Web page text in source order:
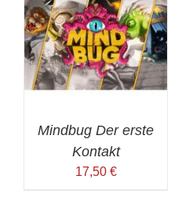
Mindbug Der erste
Kontakt
17,50 €